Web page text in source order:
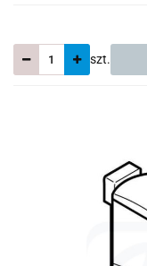
szt.